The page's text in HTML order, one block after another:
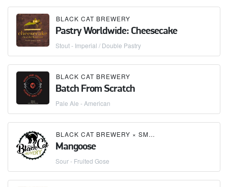
BLACK CAT BREWERY
Pastry Worldwide: Cheesecake
Stout - Imperial / Double Pastry
BLACK CAT BREWERY
Batch From Scratch
Pale Ale - American
BLACK CAT BREWERY × SMARTBREW
Mangoose
Sour - Fruited Gose